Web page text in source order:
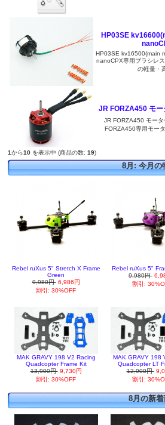
HP03SE
HP03SE kv16500(main
nanoCPX専用ブラシレ
の軽量・
JR FORZA450 モ
JR FORZA450 モー
FORZA450専用モー
1から10 を表示中 (商品の数: 19)
8月: 今月の
Rebel ruXus 5" Stretch X Frame
Green
9,980円 6,986円
割引: 30%OFF
Rebel ruXus 5"
9,980円
割引:
MAK GRAVY 198 V2 Racing
Quadcopter Frame Kit
13,900円 9,730円
割引: 30%OFF
MAK GRAVY 198
Quadcopter LT
12,900円
割引:
8月の新